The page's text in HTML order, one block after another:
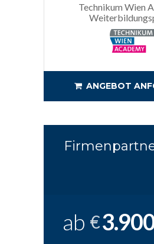
Technikum Wien
ANGEBOT
ab €